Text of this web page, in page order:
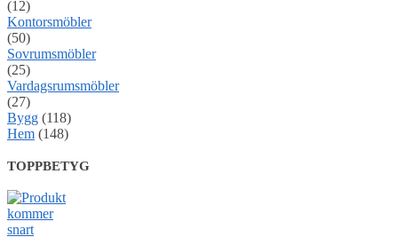
(12)
Kontorsmöbler
(50)
Sovrumsmöbler
(25)
Vardagsrumsmöbler
(27)
Bygg (118)
Hem (148)
TOPPBETYG